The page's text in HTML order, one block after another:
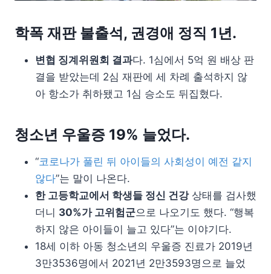
학폭 재판 불출석, 권경애 정직 1년.
변협 징계위원회 결과다. 1심에서 5억 원 배상 판
결을 받았는데 2심 재판에 세 차례 출석하지 않
아 항소가 취하됐고 1심 승소도 뒤집혔다.
청소년 우울증 19% 늘었다.
“코로나가 풀린 뒤 아이들의 사회성이 예전 같지
않다”는 말이 나온다.
한 고등학교에서 학생들 정신 건강상태를 검사했
더니 30%가 고위험군으로 나오기도 했다. “행복
하지 않은 아이들이 늘고 있다”는 이야기다.
18세 이하 아동 청소년의 우울증 진료가 2019년
3만3536명에서 2021년 2만3593명으로 늘었